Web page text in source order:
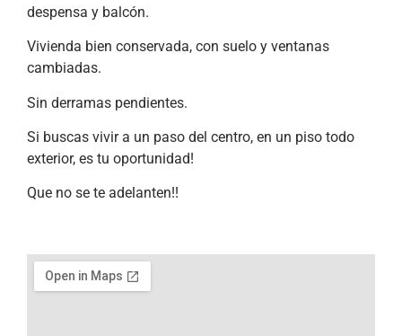
despensa y balcón.
Vivienda bien conservada, con suelo y ventanas
cambiadas.
Sin derramas pendientes.
Si buscas vivir a un paso del centro, en un piso todo
exterior, es tu oportunidad!
Que no se te adelanten!!